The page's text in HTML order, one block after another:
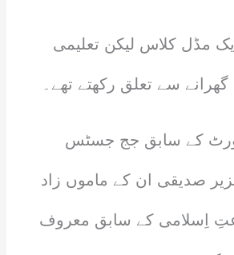
مڈل کلاس لیکن تعلیمی
سے تعلق رکھتے تھے۔
کے سابق جج جسٹس
صدیقی ان کے ماموں زاد
اِسلامی کے سابق معروف